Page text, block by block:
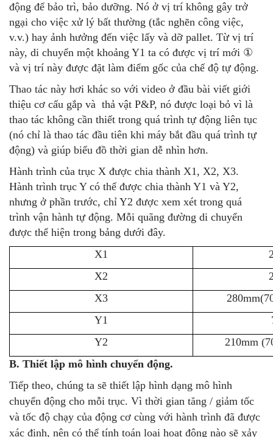
động để bảo trì, bảo dưỡng. Nó ở vị trí không gây trở
ngại cho việc xử lý bất thường (tắc nghẽn công việc,
v.v.) hay ảnh hưởng đến việc lấy và dỡ pallet. Từ vị trí
này, di chuyển một khoảng Y1 ta có được vị trí mới ①
và vị trí này được đặt làm điểm gốc của chế độ tự động.
Thao tác này hơi khác so với video ở đầu bài viết giới
thiệu cơ cấu gắp và thả vật P&P, nó được loại bỏ vì là
thao tác không cần thiết trong quá trình tự động liên tục
(nó chỉ là thao tác đầu tiên khi máy bắt đầu quá trình tự
động) và giúp biểu đồ thời gian dễ nhìn hơn.
Hành trình của trục X được chia thành X1, X2, X3.
Hành trình trục Y có thể được chia thành Y1 và Y2,
nhưng ở phần trước, chỉ Y2 được xem xét trong quá
trình vận hành tự động. Mỗi quãng đường di chuyển
được thể hiện trong bảng dưới đây.
X1
X2
X3
Y1
Y2
210mm
B. Thiết lập mô hình chuyển động.
Tiếp theo, chúng ta sẽ thiết lập hình dạng mô hình
chuyển động cho mỗi trục. Vì thời gian tăng / giảm tốc
và tốc độ chạy của động cơ cùng với hành trình đã được
xác định, nên có thể tính toán loại hoạt động nào sẽ xảy